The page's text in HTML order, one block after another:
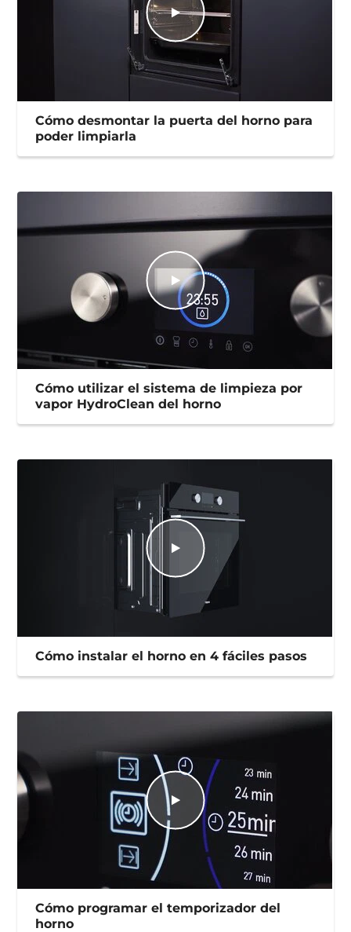
Cómo desmontar la puerta del horno para
poder limpiarla
Cómo utilizar el sistema de limpieza por
vapor HydroClean del horno
Cómo instalar el horno en 4 fáciles pasos
Cómo programar el temporizador del
horno